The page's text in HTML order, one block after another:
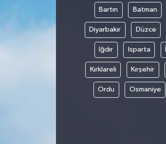
Bartın Batman
Diyarbakır Düzce
Iğdır Isparta
Kırklareli Kırşehir
Ordu Osmaniye
YEREL MEDYA RAPORU